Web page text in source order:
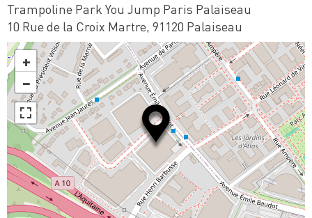
Trampoline Park You Jump Paris Palaiseau
10 Rue de la Croix Martre, 91120 Palaiseau
+
−